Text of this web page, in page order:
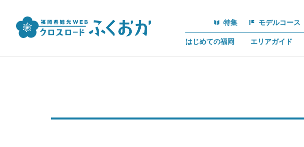
特集 モデルコース
はじめての福岡 エリアガイド